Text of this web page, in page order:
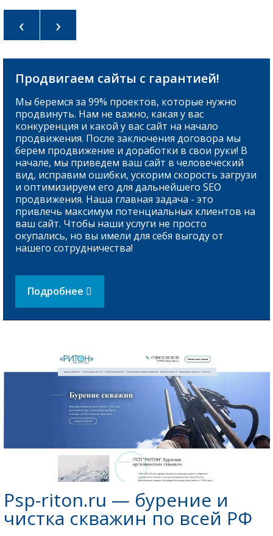
Продвигаем сайты с гарантией!
Мы беремся за 99% проектов, которые нужно
продвинуть. Нам не важно, какая у вас
конкуренция и какой у вас сайт на начало
продвижения. После заключения договора мы
берем продвижение и доработки в свои руки! В
начале, мы приведем ваш сайт в человеческий
вид, исправим ошибки, ускорим скорость загрузи
и оптимизируем его для дальнейшего SEO
продвижения. Наша главная задача - это
привлечь максимум потенциальных клиентов на
ваш сайт. Чтобы наши услуги не просто
окупались, но вы имели для себя выгоду от
нашего сотрудничества!
Подробнее
‹ ›
Psp-riton.ru — бурение и
чистка скважин по всей РФ